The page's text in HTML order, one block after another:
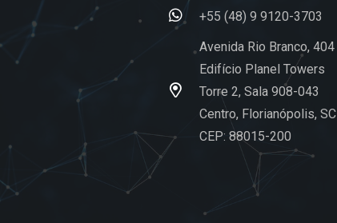
+55 (48) 9 9120-3703
Avenida Rio Branco, 404
Edifício Planel Towers
Torre 2, Sala 908-043
Centro, Florianópolis, SC
CEP: 88015-200